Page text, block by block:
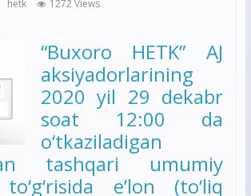
hetk 1272 Views
“Buxoro HETK” AJ
aksiyadorlarining
2020 yil 29 dekabr
soat 12:00 da
o‘tkaziladigan
tashqari umumiy
e’lon (to‘liq